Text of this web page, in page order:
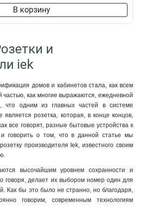
В корзину
и
iek
домов и кабинетов стала, как всем
частью, как многие выражаются, ежедневной
одним из главных частей в системе
является розетка, которая, в конце концов,
все говорят, разные бытовые устройства к
говорить о том, что в данной статье мы
производителя Iek, известного своим
высочайшим уровнем сохранности и
говоря, делает их выбором номер один для
Как бы это было не странно, но благодаря,
говорим, современным технологиям